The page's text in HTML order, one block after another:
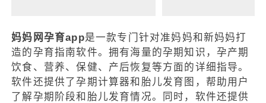
妈妈网孕育app是一款专门针对准妈妈和新妈妈打
造的孕育指南软件。拥有海量的孕期知识，孕产期
饮食、营养、保健、产后恢复等方面的详细指导。
软件还提供了孕期计算器和胎儿发育图，帮助用户
了解孕期阶段和胎儿发育情况。同时，软件还提供